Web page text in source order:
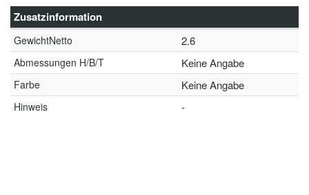
Zusatzinformation
GewichtNetto 2.6
Abmessungen H/B/T Keine Angabe
Farbe Keine Angabe
Hinweis -